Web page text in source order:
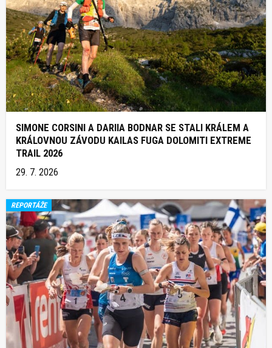
SIMONE CORSINI A DARIIA BODNAR SE STALI KRÁLEM A
KRÁLOVNOU ZÁVODU KAILAS FUGA DOLOMITI EXTREME
TRAIL 2026
29. 7. 2026
REPORTÁŽE